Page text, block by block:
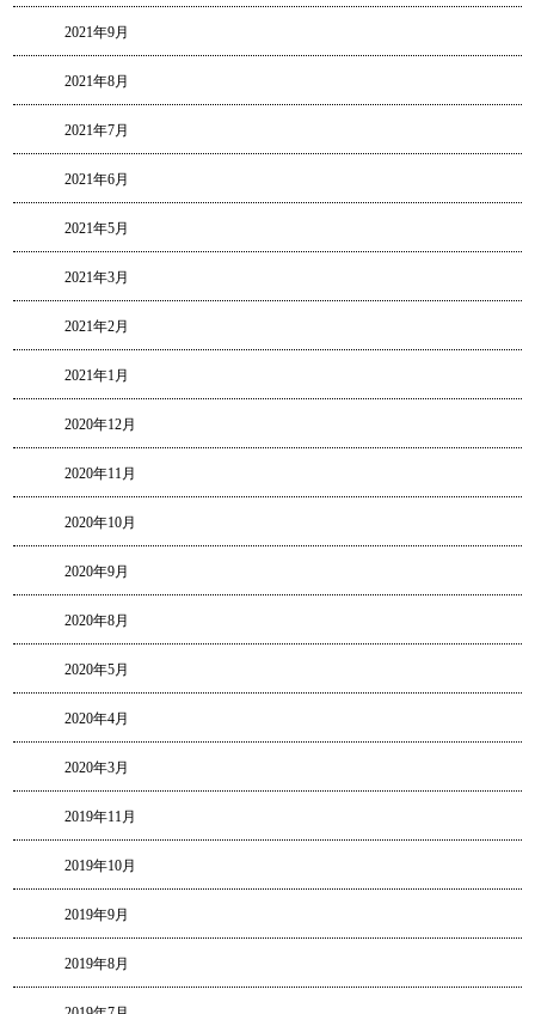
2021年9月
2021年8月
2021年7月
2021年6月
2021年5月
2021年3月
2021年2月
2021年1月
2020年12月
2020年11月
2020年10月
2020年9月
2020年8月
2020年5月
2020年4月
2020年3月
2019年11月
2019年10月
2019年9月
2019年8月